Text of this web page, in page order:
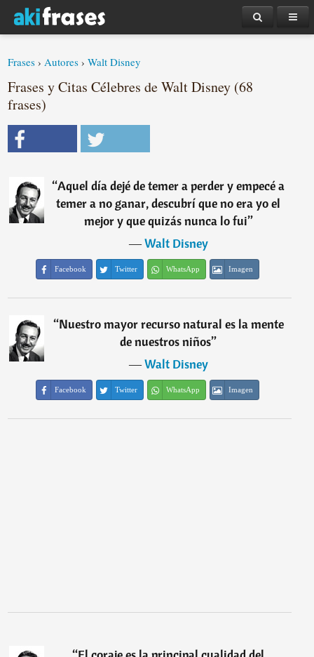
Frases ›Autores ›Walt Disney
Frases y Citas Célebres de Walt Disney (68
frases)
“Aquel día dejé de temer a perder y empecé a
temer a no ganar, descubrí que no era yo el
mejor y que quizás nunca lo fui”
―Walt Disney
Facebook Twitter WhatsApp Imagen
“Nuestro mayor recurso natural es la mente
de nuestros niños”
―Walt Disney
Facebook Twitter WhatsApp Imagen